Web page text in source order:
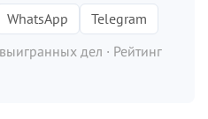
WhatsApp
Telegram
дел · Рейтинг